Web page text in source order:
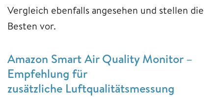
Vergleich ebenfalls angesehen und stellen die
Besten vor.
Amazon Smart Air Quality Monitor –
Empfehlung für
zusätzliche Luftqualitätsmessung